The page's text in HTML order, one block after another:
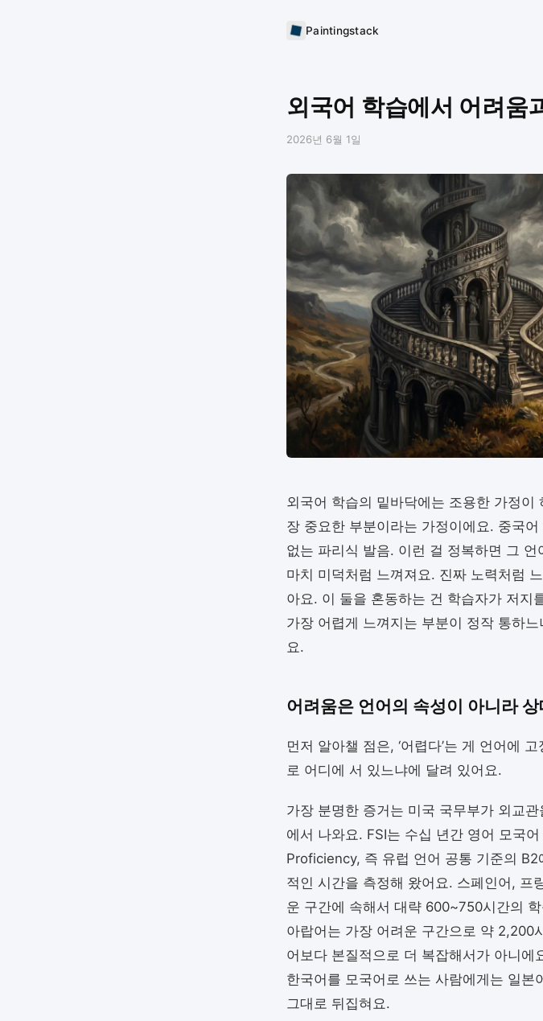
Paintingstack
외국어 학습에서 어려움
2026년 6월 1일
외국어 학습의 밑바닥에는 조용한 가정
장 중요한 부분이라는 가정이에요. 중국
없는 파리식 발음. 이런 걸 정복하면 그
마치 미덕처럼 느껴져요. 진짜 노력처럼
아요. 이 둘을 혼동하는 건 학습자가 저지
가장 어렵게 느껴지는 부분이 정작 통하
요.
어려움은 언어의 속성이 아니라 상
먼저 알아챌 점은, ‘어렵다’는 게 언어에
로 어디에 서 있느냐에 달려 있어요.
가장 분명한 증거는 미국 국무부가 외교
에서 나와요. FSI는 수십 년간 영어 모국
Proficiency, 즉 유럽 언어 공통 기준의
적인 시간을 측정해 왔어요. 스페인어, 프
운 구간에 속해서 대략 600~750시간의
아랍어는 가장 어려운 구간으로 약 2,200
어보다 본질적으로 더 복잡해서가 아니
한국어를 모국어로 쓰는 사람에게는 일본
그대로 뒤집혀요.